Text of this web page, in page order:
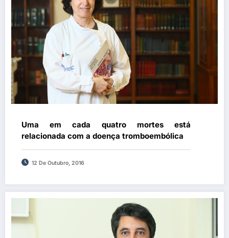
Uma em cada quatro mortes está
relacionada com a doença tromboembólica
12 De Outubro, 2016